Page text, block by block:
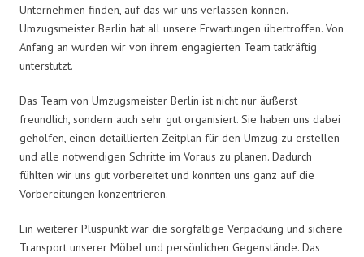
Unternehmen finden, auf das wir uns verlassen können.
Umzugsmeister Berlin hat all unsere Erwartungen übertroffen. Von
Anfang an wurden wir von ihrem engagierten Team tatkräftig
unterstützt.
Das Team von Umzugsmeister Berlin ist nicht nur äußerst
freundlich, sondern auch sehr gut organisiert. Sie haben uns dabei
geholfen, einen detaillierten Zeitplan für den Umzug zu erstellen
und alle notwendigen Schritte im Voraus zu planen. Dadurch
fühlten wir uns gut vorbereitet und konnten uns ganz auf die
Vorbereitungen konzentrieren.
Ein weiterer Pluspunkt war die sorgfältige Verpackung und sichere
Transport unserer Möbel und persönlichen Gegenstände. Das